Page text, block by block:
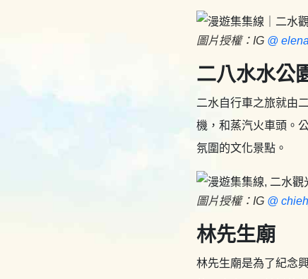
圖片授權：IG @
二八水水公
二水自行車之旅就由
機，和蒸汽火車頭。
氛圍的文化景點。
圖片授權：IG @
林先生廟
林先生廟是為了紀念